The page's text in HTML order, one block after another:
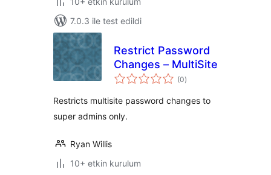
7.0.3 ile test edildi
Restrict Password
Changes – MultiSite
(0toplam
puan
)
Restricts multisite password changes to
super admins only.
Ryan Willis
10+ etkin kurulum